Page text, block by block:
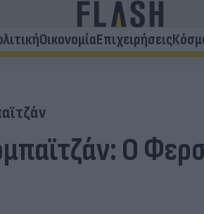
ΟικονομίαΕπιχειρήσεις
Ο